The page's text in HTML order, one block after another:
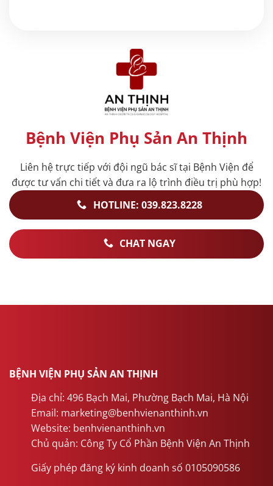
Bệnh Viện Phụ Sản An Thịnh
Liên hệ trực tiếp với đội ngũ bác sĩ tại Bệnh Viện để
được tư vấn chi tiết và đưa ra lộ trình điều trị phù hợp!
HOTLINE: 039.823.8228
CHAT NGAY
BỆNH VIỆN PHỤ SẢN AN THỊNH
Địa chỉ: 496 Bạch Mai, Phường Bạch Mai, Hà Nội
Email: marketing@benhvienanthinh.vn
Website: benhvienanthinh.vn
Chủ quản: Công Ty Cổ Phần Bệnh Viện An Thịnh
Giấy phép đăng ký kinh doanh số 0105090586